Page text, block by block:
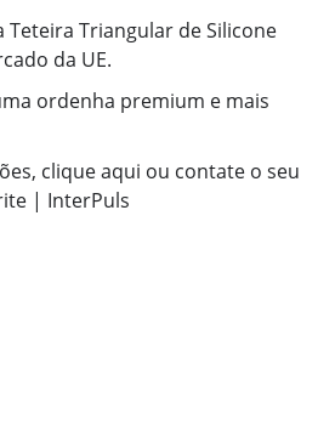
Triangular de Silicone
da UE.
ordenha premium e mais
clique aqui ou contate o seu
| InterPuls